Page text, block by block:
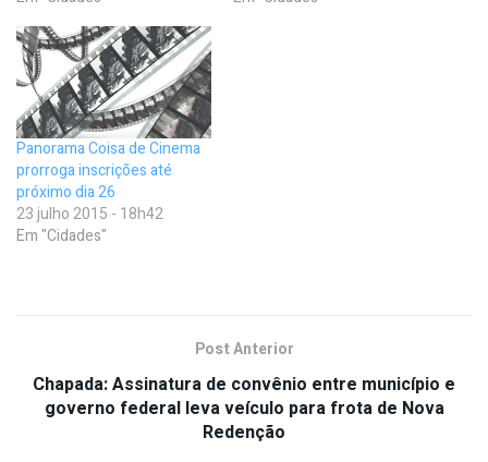
Panorama Coisa de Cinema
prorroga inscrições até
próximo dia 26
23 julho 2015 - 18h42
Em "Cidades"
Post Anterior
Chapada: Assinatura de convênio entre município e
governo federal leva veículo para frota de Nova
Redenção